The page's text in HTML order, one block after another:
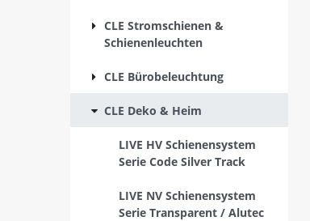
CLE Stromschienen &
Schienenleuchten
CLE Bürobeleuchtung
CLE Deko & Heim
LIVE HV Schienensystem
Serie Code Silver Track
LIVE NV Schienensystem
Serie Transparent / Alutec